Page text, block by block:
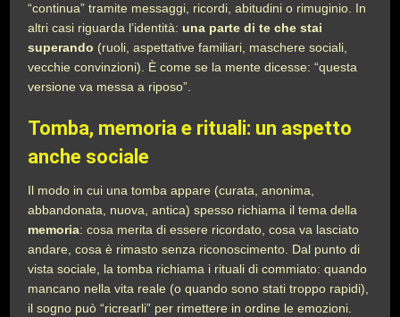
“continua” tramite messaggi, ricordi, abitudini o rimuginio. In
altri casi riguarda l’identità: una parte di te che stai
superando (ruoli, aspettative familiari, maschere sociali,
vecchie convinzioni). È come se la mente dicesse: “questa
versione va messa a riposo”.
Tomba, memoria e rituali: un aspetto
anche sociale
Il modo in cui una tomba appare (curata, anonima,
abbandonata, nuova, antica) spesso richiama il tema della
memoria: cosa merita di essere ricordato, cosa va lasciato
andare, cosa è rimasto senza riconoscimento. Dal punto di
vista sociale, la tomba richiama i rituali di commiato: quando
mancano nella vita reale (o quando sono stati troppo rapidi),
il sogno può “ricrearli” per rimettere in ordine le emozioni.